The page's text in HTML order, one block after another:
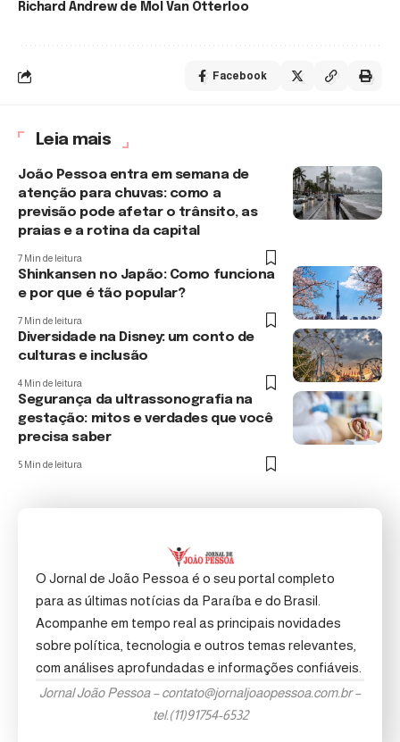
Richard Andrew de Mol Van Otterloo
Facebook
Leia mais
João Pessoa entra em semana de
atenção para chuvas: como a
previsão pode afetar o trânsito, as
praias e a rotina da capital
7 Min de leitura
Shinkansen no Japão: Como funciona
e por que é tão popular?
7 Min de leitura
Diversidade na Disney: um conto de
culturas e inclusão
4 Min de leitura
Segurança da ultrassonografia na
gestação: mitos e verdades que você
precisa saber
5 Min de leitura
O Jornal de João Pessoa é o seu portal completo
para as últimas notícias da Paraíba e do Brasil.
Acompanhe em tempo real as principais novidades
sobre política, tecnologia e outros temas relevantes,
com análises aprofundadas e informações confiáveis.
Jornal João Pessoa –contato@jornaljoaopessoa.com.br–
tel.(11)91754-6532